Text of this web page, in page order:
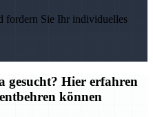
fordern Sie Ihr individuelles
gesucht? Hier erfahren
können